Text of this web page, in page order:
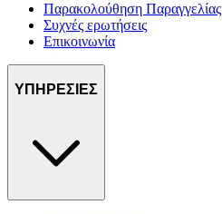
Παρακολούθηση Παραγγελίας
Συχνές ερωτήσεις
Επικοινωνία
ΥΠΗΡΕΣΙΕΣ